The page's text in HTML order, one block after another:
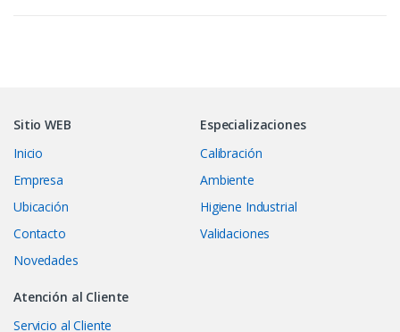
Sitio WEB
Inicio
Empresa
Ubicación
Contacto
Novedades
Especializaciones
Calibración
Ambiente
Higiene Industrial
Validaciones
Atención al Cliente
Servicio al Cliente